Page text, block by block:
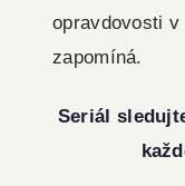
opravdovosti
zapomíná.
Seriál